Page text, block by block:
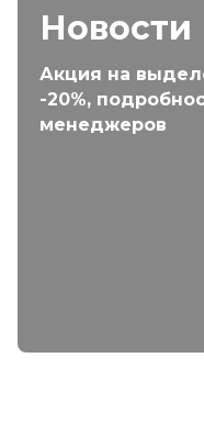
Новости
Акция на
-20%,
менеджеров